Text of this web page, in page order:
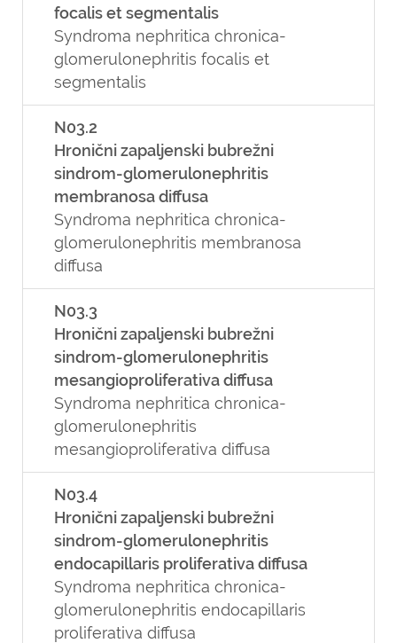
focalis et segmentalis
Syndroma nephritica chronica-
glomerulonephritis focalis et
segmentalis
N03.2
Hronični zapaljenski bubrežni
sindrom-glomerulonephritis
membranosa diffusa
Syndroma nephritica chronica-
glomerulonephritis membranosa
diffusa
N03.3
Hronični zapaljenski bubrežni
sindrom-glomerulonephritis
mesangioproliferativa diffusa
Syndroma nephritica chronica-
glomerulonephritis
mesangioproliferativa diffusa
N03.4
Hronični zapaljenski bubrežni
sindrom-glomerulonephritis
endocapillaris proliferativa diffusa
Syndroma nephritica chronica-
glomerulonephritis endocapillaris
proliferativa diffusa